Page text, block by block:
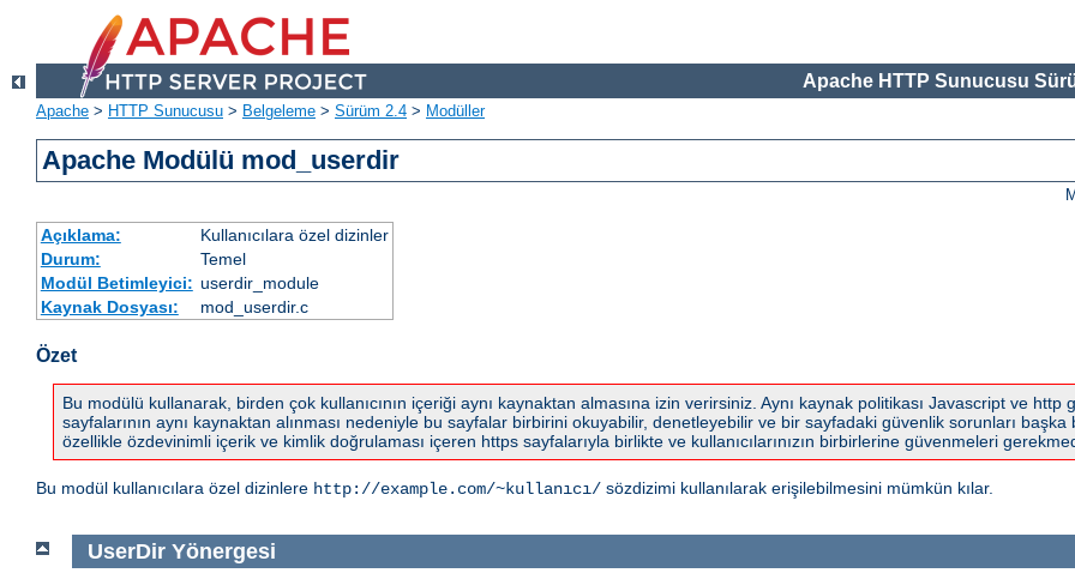
Apache HTTP Sunucusu
Apache > HTTP Sunucusu > Belgeleme > Sürüm 2.4 > Modüller
Apache Modülü mod_userdir
Açıklama:
Kullanıcılara özel dizinler
Durum:
Temel
Modül Betimleyici: userdir_module
Kaynak Dosyası:
mod_userdir.c
Özet
Bu modülü kullanarak, birden çok kullanıcının içeriği aynı kaynaktan almasına izin verirsiniz. Aynı kaynak politikası Javascript ve http
sayfalarının aynı kaynaktan alınması nedeniyle bu sayfalar birbirini okuyabilir, denetleyebilir ve bir sayfadaki güvenlik sorunları başka
özellikle özdevinimli içerik ve kimlik doğrulaması içeren https sayfalarıyla birlikte ve kullanıcılarınızın birbirlerine güvenmeleri
Bu modül kullanıcılara özel dizinlere http://example.com/~kullanıcı/ sözdizimi kullanılarak erişilebilmesini mümkün kılar.
UserDirYönergesi